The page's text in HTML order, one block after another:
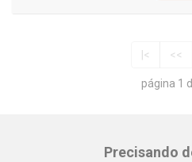
|< <<
página 1
Precisando